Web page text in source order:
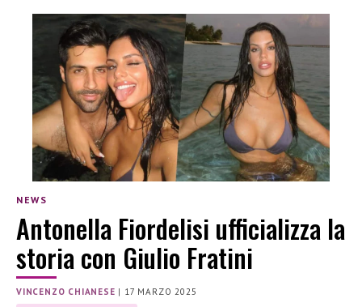
NEWS
Antonella Fiordelisi ufficializza la
storia con Giulio Fratini
VINCENZO CHIANESE | 17 MARZO 2025